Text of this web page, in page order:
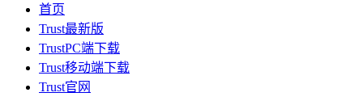
首页
Trust最新版
TrustPC端下载
Trust移动端下载
Trust官网